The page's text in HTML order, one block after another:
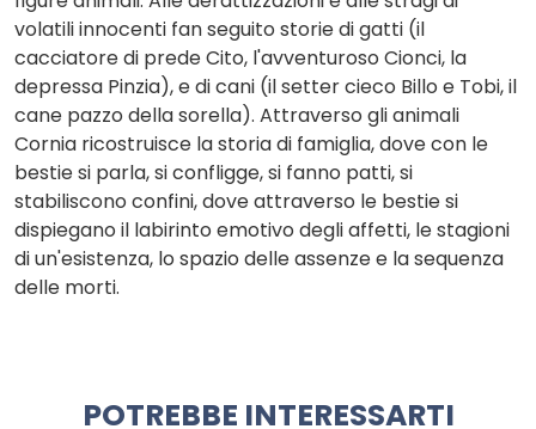
volatili innocenti fan seguito storie di gatti (il
cacciatore di prede Cito, l'avventuroso Cionci, la
depressa Pinzia), e di cani (il setter cieco Billo e Tobi, il
cane pazzo della sorella). Attraverso gli animali
Cornia ricostruisce la storia di famiglia, dove con le
bestie si parla, si confligge, si fanno patti, si
stabiliscono confini, dove attraverso le bestie si
dispiegano il labirinto emotivo degli affetti, le stagioni
di un'esistenza, lo spazio delle assenze e la sequenza
delle morti.
POTREBBE INTERESSARTI